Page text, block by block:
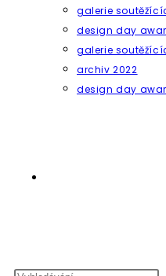
galerie
design day
galerie
archiv 2022
design day